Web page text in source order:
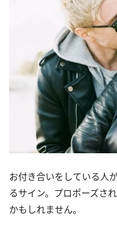
お付き合いをしている人
るサイン。プロポーズさ
かもしれません。